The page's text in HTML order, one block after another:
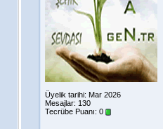
Üyelik tarihi: Mar 2026
Mesajlar: 130
Tecrübe Puanı: 0